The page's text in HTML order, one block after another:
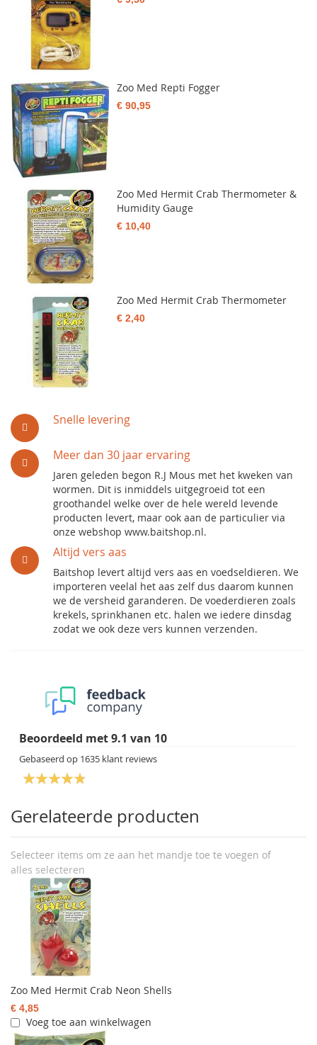
Snelle levering
Meer dan 30 jaar ervaring
Jaren geleden begon R.J Mous met het kweken van
wormen. Dit is inmiddels uitgegroeid tot een
groothandel welke over de hele wereld levende
producten levert, maar ook aan de particulier via
onze webshop www.baitshop.nl.
Altijd vers aas
Baitshop levert altijd vers aas en voedseldieren. We
importeren veelal het aas zelf dus daarom kunnen
we de versheid garanderen. De voederdieren zoals
krekels, sprinkhanen etc. halen we iedere dinsdag
zodat we ook deze vers kunnen verzenden.
Beoordeeld met9.1 van 10
Gebaseerd op 1635 klant reviews
Gerelateerde producten
Selecteer items om ze aan het mandje toe te voegen of
alles selecteren
Zoo Med Hermit Crab Neon Shells
€ 4,85
Voeg toe aan winkelwagen
Zoo Med Repti Fogger
€ 90,95
Zoo Med Hermit Crab Thermometer &
Humidity Gauge
€ 10,40
Zoo Med Hermit Crab Thermometer
€ 2,40